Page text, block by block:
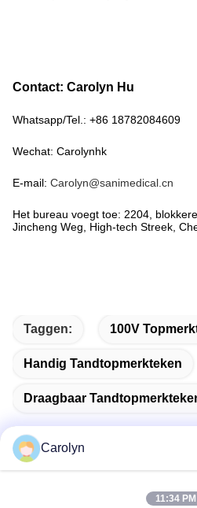
Contact: Carolyn Hu
Whatsapp/Tel.: +86 18782084609
Wechat: Carolynhk
E-mail: Carolyn@sanimedical.cn
Het bureau voegt toe: 2204,
Jincheng Weg, High-tech Streek,
Taggen: 100V
Handig Tandtopmerkteken
Draagbaar
Carolyn
11:34 PM